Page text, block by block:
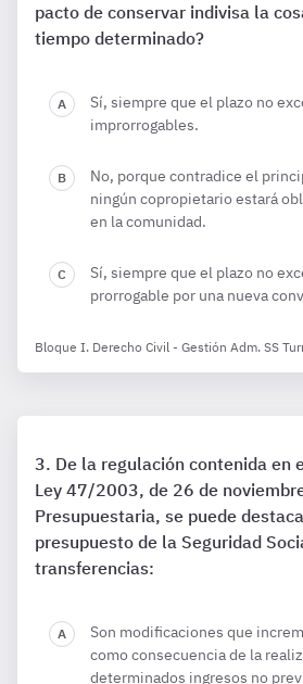
pacto de conservar indivisa la
tiempo determinado?
Sí, siempre que el plazo no
improrrogables.
No, porque contradice el
ningún copropietario estará
en la comunidad.
Sí, siempre que el plazo no
prorrogable por una nueva
Bloque I. Derecho Civil - Gestión Adm. SS
De la regulación contenida en
Ley 47/2003, de 26 de
Presupuestaria, se puede
presupuesto de la Seguridad
transferencias:
Son modificaciones que
como consecuencia de la
determinados ingresos no